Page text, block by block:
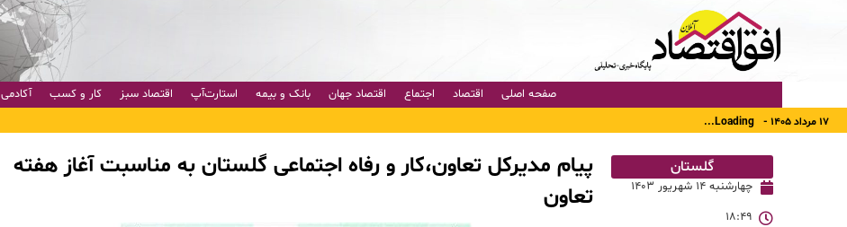
صفحه اصلی اقتصاد اجتماع اقتصاد جهان بانک و بیمه استارت‌آپ اقتصاد سبز کار و کسب آکادمی
۱۷ مرداد ۱۴۰۵ - Loading...
گلستان
چهارشنبه ۱۴ شهریور ۱۴۰۳
۱۸:۴۹
پیام مدیرکل تعاون،کار و رفاه اجتماعی گلستان به مناسبت آغاز هفته
تعاون